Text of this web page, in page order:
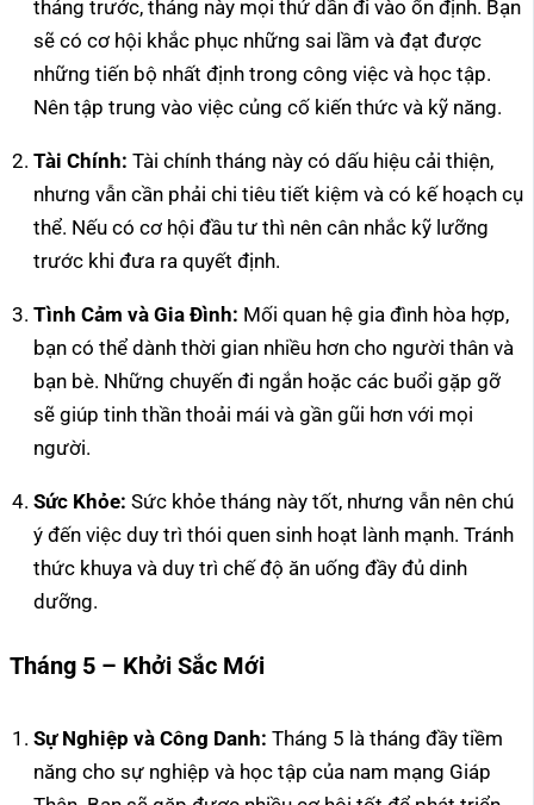
tháng trước, tháng này mọi thứ dần đi vào ổn định. Bạn
sẽ có cơ hội khắc phục những sai lầm và đạt được
những tiến bộ nhất định trong công việc và học tập.
Nên tập trung vào việc củng cố kiến thức và kỹ năng.
Tài Chính: Tài chính tháng này có dấu hiệu cải thiện,
nhưng vẫn cần phải chi tiêu tiết kiệm và có kế hoạch cụ
thể. Nếu có cơ hội đầu tư thì nên cân nhắc kỹ lưỡng
trước khi đưa ra quyết định.
Tình Cảm và Gia Đình: Mối quan hệ gia đình hòa hợp,
bạn có thể dành thời gian nhiều hơn cho người thân và
bạn bè. Những chuyến đi ngắn hoặc các buổi gặp gỡ
sẽ giúp tinh thần thoải mái và gần gũi hơn với mọi
người.
Sức Khỏe: Sức khỏe tháng này tốt, nhưng vẫn nên chú
ý đến việc duy trì thói quen sinh hoạt lành mạnh. Tránh
thức khuya và duy trì chế độ ăn uống đầy đủ dinh
dưỡng.
Tháng 5 – Khởi Sắc Mới
Sự Nghiệp và Công Danh: Tháng 5 là tháng đầy tiềm
năng cho sự nghiệp và học tập của nam mạng Giáp